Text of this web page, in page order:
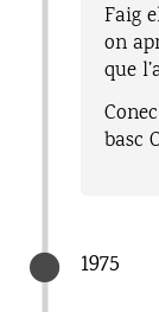
Faig
on
que
basc
1975